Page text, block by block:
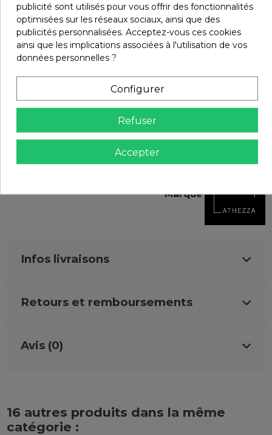
CHANGEZ D'AVIS SOUS 14 JOURS !
Détails du produit
Marque
Infos livraisons
Retours et remboursements
Avis (0)
16 autres produits dans la même
catégorie :
publicité sont utilisés pour vous offrir des fonctionnalités
optimisées sur les réseaux sociaux, ainsi que des
publicités personnalisées. Acceptez-vous ces cookies
ainsi que les implications associées à l'utilisation de vos
données personnelles ?
Configurer
Refuser
Accepter